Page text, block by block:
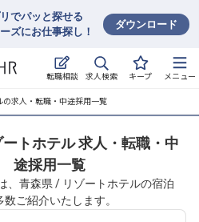
でパッと探せる
ズにお仕事探し！
ダウンロード
転職相談 求人検索 キープ メニュー
探す
合同説明会
について
の求人・転職・中途採用一覧
トホテル 求人・転職・中
途採用一覧
、青森県 / リゾートホテルの宿泊
ご紹介いたします。